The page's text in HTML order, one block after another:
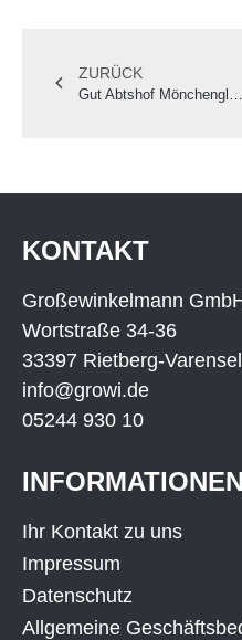
ZURÜCK
Gut Abtshof Mönchengladbach – Ein moderner Stall auf historischem Boden
KONTAKT
Großewinkelmann
Wortstraße 34-36
33397 Rietberg-Varensell
info@growi.de
05244 930 10
INFORMATIONEN
Ihr Kontakt zu uns
Impressum
Datenschutz
Allgemeine